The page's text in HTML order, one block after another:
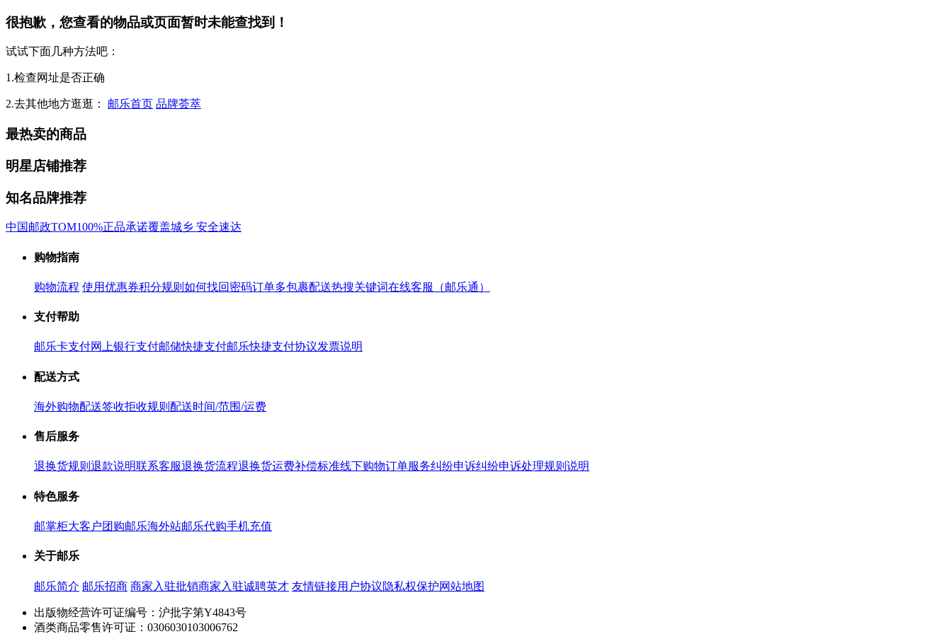
很抱歉，您查看的物品或页面暂时未能查找到！
试试下面几种方法吧：
1.检查网址是否正确
2.去其他地方逛逛： 邮乐首页 品牌荟萃
最热卖的商品
明星店铺推荐
知名品牌推荐
中国邮政TOM100%正品承诺覆盖城乡 安全速达
购物指南
购物流程 使用优惠券积分规则 如何找回密码订单多包裹配送热搜关键词在线客服（邮乐通）
支付帮助
邮乐卡支付网上银行支付邮储快捷支付邮乐快捷支付协议发票说明
配送方式
海外购物配送签收拒收规则 配送时间/范围/运费
售后服务
退换货规则 退款说明联系客服退换货流程退换货运费补偿标准线下购物订单服务纠纷申诉纠纷申诉处理规则说明
特色服务
邮掌柜大客户团购邮乐海外站邮乐代购手机充值
关于邮乐
邮乐简介 邮乐招商 商家入驻批销商家入驻诚聘英才 友情链接用户协议隐私权保护网站地图
出版物经营许可证编号：沪批字第Y4843号
酒类商品零售许可证：0306030103006762